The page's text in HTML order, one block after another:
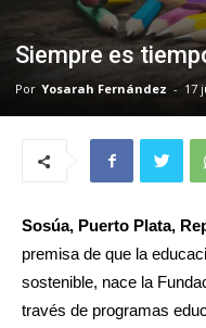
Siempre es
Por Yosarah Fernández - 17
Sosúa, Puerto Plata,
premisa de que la
sostenible, nace la
través de programas